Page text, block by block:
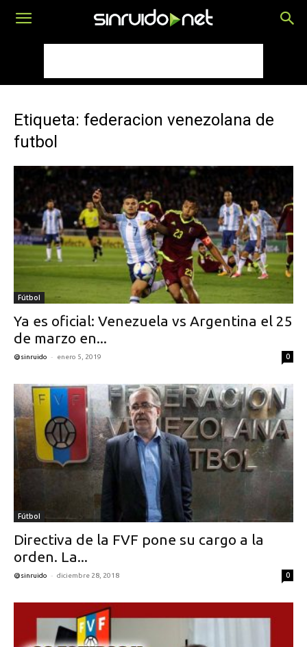
Etiqueta: federacion venezolana de
futbol
Fútbol
Ya es oficial: Venezuela vs Argentina el 25
de marzo en...
@sinruido - enero 5, 2019 0
Fútbol
Directiva de la FVF pone su cargo a la
orden. La...
@sinruido - diciembre 28, 2018 0